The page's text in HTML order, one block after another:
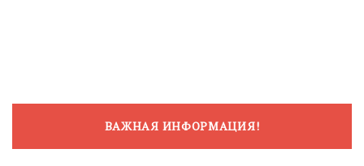
ВАЖНАЯ ИНФОРМАЦИЯ!